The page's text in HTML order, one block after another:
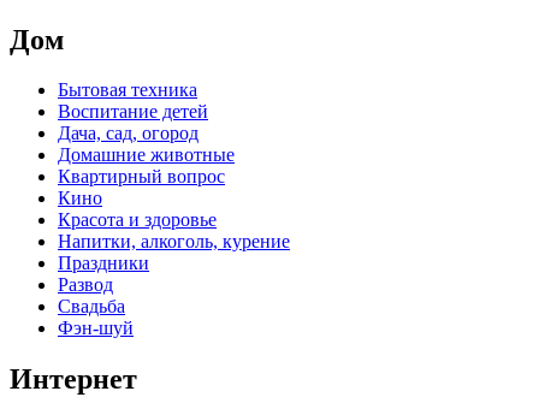
Дом
Бытовая техника
Воспитание детей
Дача, сад, огород
Домашние животные
Квартирный вопрос
Кино
Красота и здоровье
Напитки, алкоголь, курение
Праздники
Развод
Свадьба
Фэн-шуй
Интернет